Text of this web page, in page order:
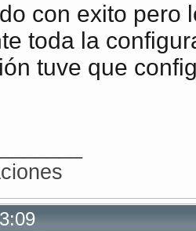
con exito pero
toda la
tuve que